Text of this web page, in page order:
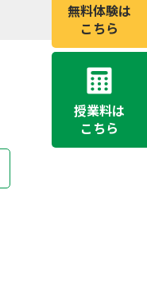
無料体験は
こちら
授業料は
こちら